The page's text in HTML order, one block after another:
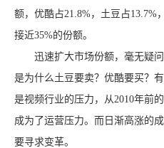
额，优酷占21.8%，土豆占13.7%
接近35%的份额。
迅速扩大市场份额，毫无疑问
是为什么土豆要卖？优酷要买？
是视频行业的压力，从2010年前
成为了运营压力。而日渐高涨的
要寻求变革。